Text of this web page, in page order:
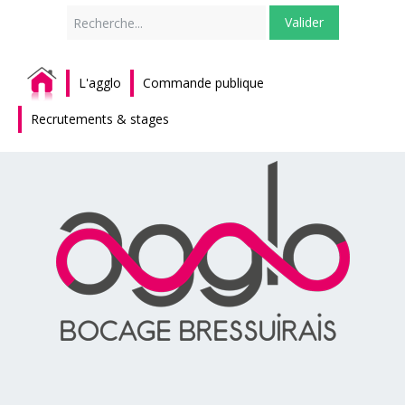
Valider
L'agglo Commande publique
Recrutements & stages